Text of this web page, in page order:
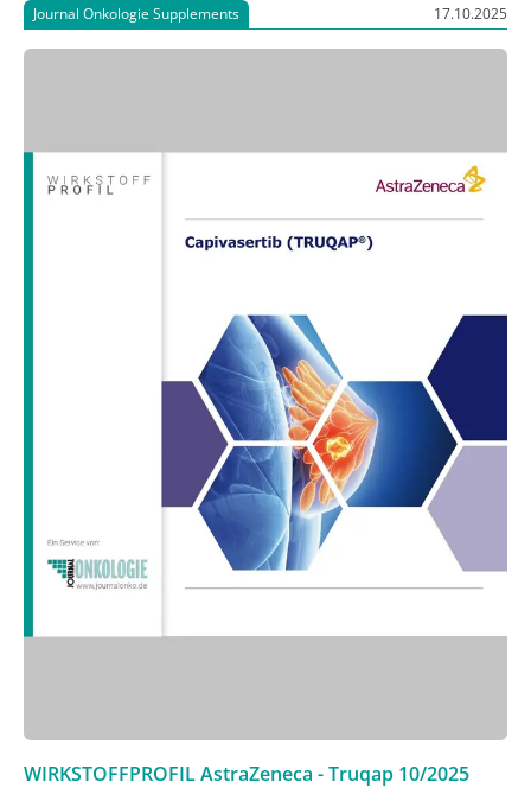
Journal Onkologie Supplements 17.10.2025
WIRKSTOFFPROFIL AstraZeneca - Truqap 10/2025